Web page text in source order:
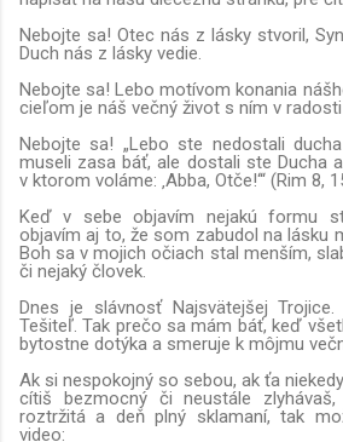
Nebojte sa! Otec nás z lásky stvoril,
Duch nás z lásky vedie.
Nebojte sa! Lebo motívom konania
cieľom je náš večný život s ním v radosti
Nebojte sa! „Lebo ste nedostali
museli zasa báť, ale dostali ste Ducha
v ktorom voláme: ‚Abba, Otče!‘“ (Rim 8,
Keď v sebe objavím nejakú formu
objavím aj to, že som zabudol na lásku
Boh sa v mojich očiach stal menším,
či nejaký človek.
Dnes je slávnosť Najsvätejšej
Tešiteľ. Tak prečo sa mám báť, keď
bytostne dotýka a smeruje k môjmu
Ak si nespokojný so sebou, ak ťa
cítiš bezmocný či neustále
roztržitá a deň plný sklamaní, tak
video: